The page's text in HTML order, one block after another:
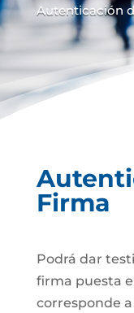
Autenticación
Firma
Podrá dar
firma puesta
corresponde